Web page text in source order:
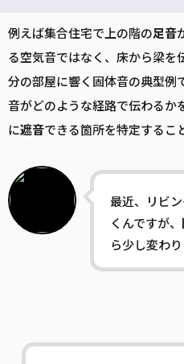
例えば集合住宅で上の階の足音
る空気音ではなく、床から梁を
分の部屋に響く固体音の典型例
音がどのような経路で伝わるか
に遮音できる箇所を特定するこ
最近、リビ
くんですが、
ら少し変わ